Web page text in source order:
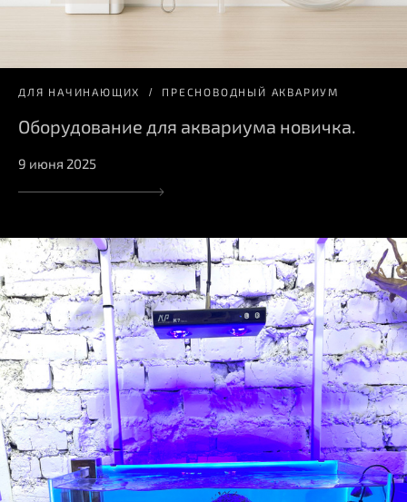
ДЛЯ НАЧИНАЮЩИХ ПРЕСНОВОДНЫЙ АКВАРИУМ
Оборудование для аквариума новичка.
9 июня 2025